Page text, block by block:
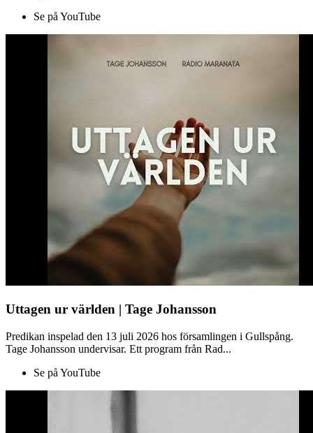
Se på YouTube
Uttagen ur världen | Tage Johansson
Predikan inspelad den 13 juli 2026 hos församlingen i Gullspång.
Tage Johansson undervisar. Ett program från Rad...
Se på YouTube